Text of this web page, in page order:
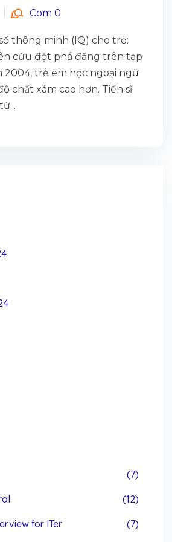
Com 0
thông minh (IQ) cho trẻ:
cứu đột phá đăng trên tạp
2004, trẻ em học ngoại ngữ
chất xám cao hơn. Tiến sĩ
(7)
(12)
for ITer (7)